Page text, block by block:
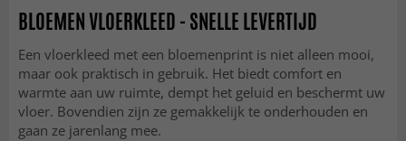
BLOEMEN VLOERKLEED - SNELLE LEVERTIJD
Een vloerkleed met een bloemenprint is niet alleen mooi,
maar ook praktisch in gebruik. Het biedt comfort en
warmte aan uw ruimte, dempt het geluid en beschermt uw
vloer. Bovendien zijn ze gemakkelijk te onderhouden en
gaan ze jarenlang mee.